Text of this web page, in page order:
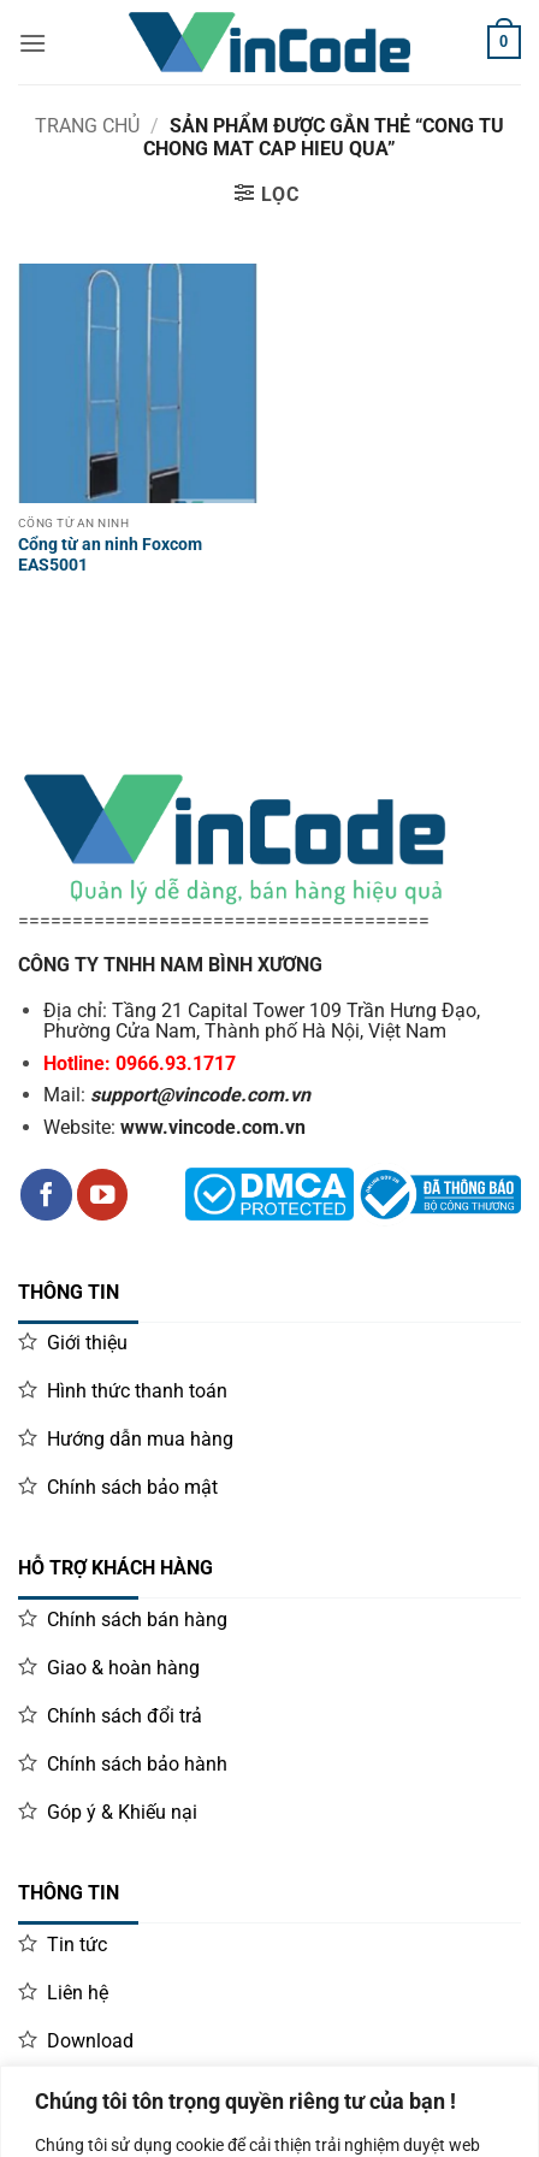
Chúng tôi tôn trọng quyền riêng tư của bạn !
Chúng tôi sử dụng cookie để cải thiện trải nghiệm duyệt web
qua
0
TRANG CHỦ / SẢN PHẨM ĐƯỢC GẮN THẺ “CONG TU
CHONG MAT CAP HIEU QUA”
LỌC
CỔNG TỪ AN NINH
Cổng từ an ninh Foxcom
EAS5001
======================================
CÔNG TY TNHH NAM BÌNH XƯƠNG
Địa chỉ: Tầng 21 Capital Tower 109 Trần Hưng Đạo,
Phường Cửa Nam, Thành phố Hà Nội, Việt Nam
Hotline: 0966.93.1717
Mail: support@vincode.com.vn
Website: www.vincode.com.vn
THÔNG TIN
Giới thiệu
Hình thức thanh toán
Hướng dẫn mua hàng
Chính sách bảo mật
HỖ TRỢ KHÁCH HÀNG
Chính sách bán hàng
Giao & hoàn hàng
Chính sách đổi trả
Chính sách bảo hành
Góp ý & Khiếu nại
THÔNG TIN
Tin tức
Liên hệ
Download
LIÊN HỆ MUA HÀNG